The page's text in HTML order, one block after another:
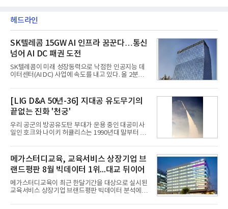
헤드라인
SK텔레콤 15GW AI 인프라 꿈꾼다…통신
넘어 AI DC 패권 도전
SK텔레콤이 미래 성장동력으로 낙점한 인공지능 데
이터센터(AI DC) 사업에 속도를 내고 있다. 올 2분기
는 2035년까지 총 15GW(기가와트) 규모의 AI DC를
구축하겠다는 대형 청사진을 제시하면서다. 이에 따
라 경쟁 구도 역시 이동통신사인 KT, LG유플러스를
넘어 네이버, 삼성SDS 등 IT 인프라 기업으로 확장되
고 있다.7일 SK텔레콤에 따르면 회사는 올해 2분기
연결 기준 매출 4조 3591억원, 영업이익 5660억원을
기록했다. 매출은 전년 동기 대비 0.5%, 영업이익은
따른 기저효과가 실
[LIG D&A 50년-36] 지대공 유도무기의
끝없는 진화 '천궁'
우리 공군의 방공유도탄 부대가 운용 중인 대공미사
일인 호크와 나이키 허큘리스는 1990년대 말부터 성
기존 미사일체계를 대체할 중고도 및 중거리 대공미
사일을 개발하기로 결정했다.처음 KM-SAM 사업으로
불린 이 사업의 명칭은 호크(Iron Hawk, 철매)를 대체
한다는 의미에서 ‘철매Ⅱ’ 로 정해졌다. 철매Ⅱ 개발
사업은 미사일체계 완성 후인 2011년 ‘천궁(天弓)’으
로 다시 장비명이 바뀌었다. 17개 업체와 관련 기관이
참여한 가운데 LIG 넥스원은 탐색 개발에서 체계개발
메가스터디교육, 교육서비스 상장기업 브
랜드평판 8월 빅데이터 1위...대교 뒤이어
메가스터디교육이 최근 한달기간을 대상으로 실시된
교육서비스 상장기업 브랜드평판 빅데이터 분석에서
일 한국기업평판연구소(소장 구창환)는 국내 교육서